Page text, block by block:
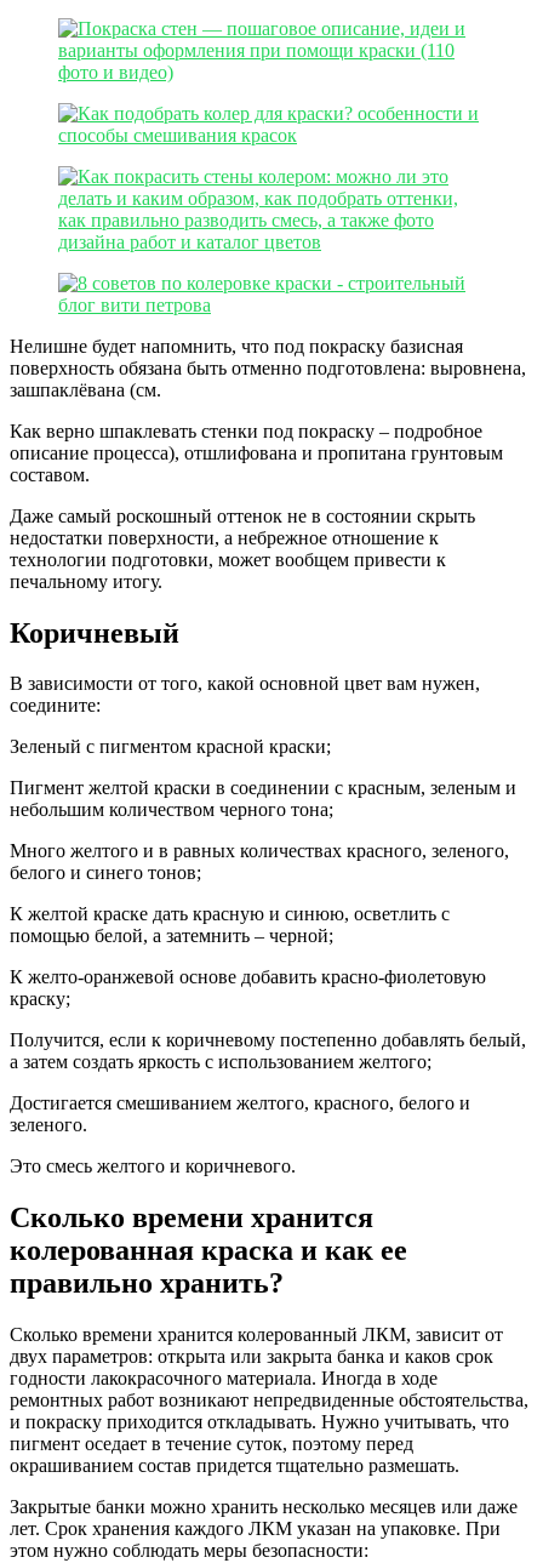
Нелишне будет напомнить, что под покраску базисная
поверхность обязана быть отменно подготовлена: выровнена,
зашпаклёвана (см.
Как верно шпаклевать стенки под покраску – подробное
описание процесса), отшлифована и пропитана грунтовым
составом.
Даже самый роскошный оттенок не в состоянии скрыть
недостатки поверхности, а небрежное отношение к
технологии подготовки, может вообщем привести к
печальному итогу.
Коричневый
В зависимости от того, какой основной цвет вам нужен,
соедините:
Зеленый с пигментом красной краски;
Пигмент желтой краски в соединении с красным, зеленым и
небольшим количеством черного тона;
Много желтого и в равных количествах красного, зеленого,
белого и синего тонов;
К желтой краске дать красную и синюю, осветлить с
помощью белой, а затемнить – черной;
К желто-оранжевой основе добавить красно-фиолетовую
краску;
Получится, если к коричневому постепенно добавлять белый,
а затем создать яркость с использованием желтого;
Достигается смешиванием желтого, красного, белого и
зеленого.
Это смесь желтого и коричневого.
Сколько времени хранится
колерованная краска и как ее
правильно хранить?
Сколько времени хранится колерованный ЛКМ, зависит от
двух параметров: открыта или закрыта банка и каков срок
годности лакокрасочного материала. Иногда в ходе
ремонтных работ возникают непредвиденные обстоятельства,
и покраску приходится откладывать. Нужно учитывать, что
пигмент оседает в течение суток, поэтому перед
окрашиванием состав придется тщательно размешать.
Закрытые банки можно хранить несколько месяцев или даже
лет. Срок хранения каждого ЛКМ указан на упаковке. При
этом нужно соблюдать меры безопасности: